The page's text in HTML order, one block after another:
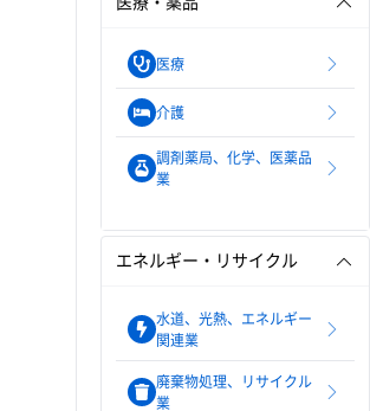
医療
介護
調剤薬局、化学、医薬品
業
エネルギー・リサイクル
水道、光熱、エネルギー
関連業
廃棄物処理、リサイクル
業